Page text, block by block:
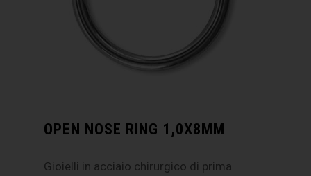
OPEN NOSE RING 1,0X8MM
Gioielli in acciaio chirurgico di prima